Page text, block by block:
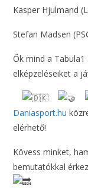
Kasper Hjulmand
Stefan Madsen
Ők mind a
elképzeléseiket a
Daniasport.hu
elérhető!
Kövess minket,
bemutatókkal